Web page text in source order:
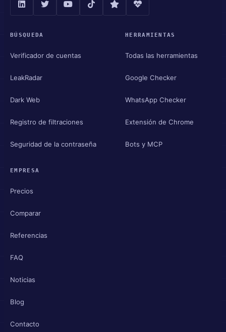
BÚSQUEDA
Verificador de cuentas
LeakRadar
Dark Web
Registro de filtraciones
Seguridad de la contraseña
HERRAMIENTAS
Todas las herramientas
Google Checker
WhatsApp Checker
Extensión de Chrome
Bots y MCP
EMPRESA
Precios
Comparar
Referencias
FAQ
Noticias
Blog
Contacto